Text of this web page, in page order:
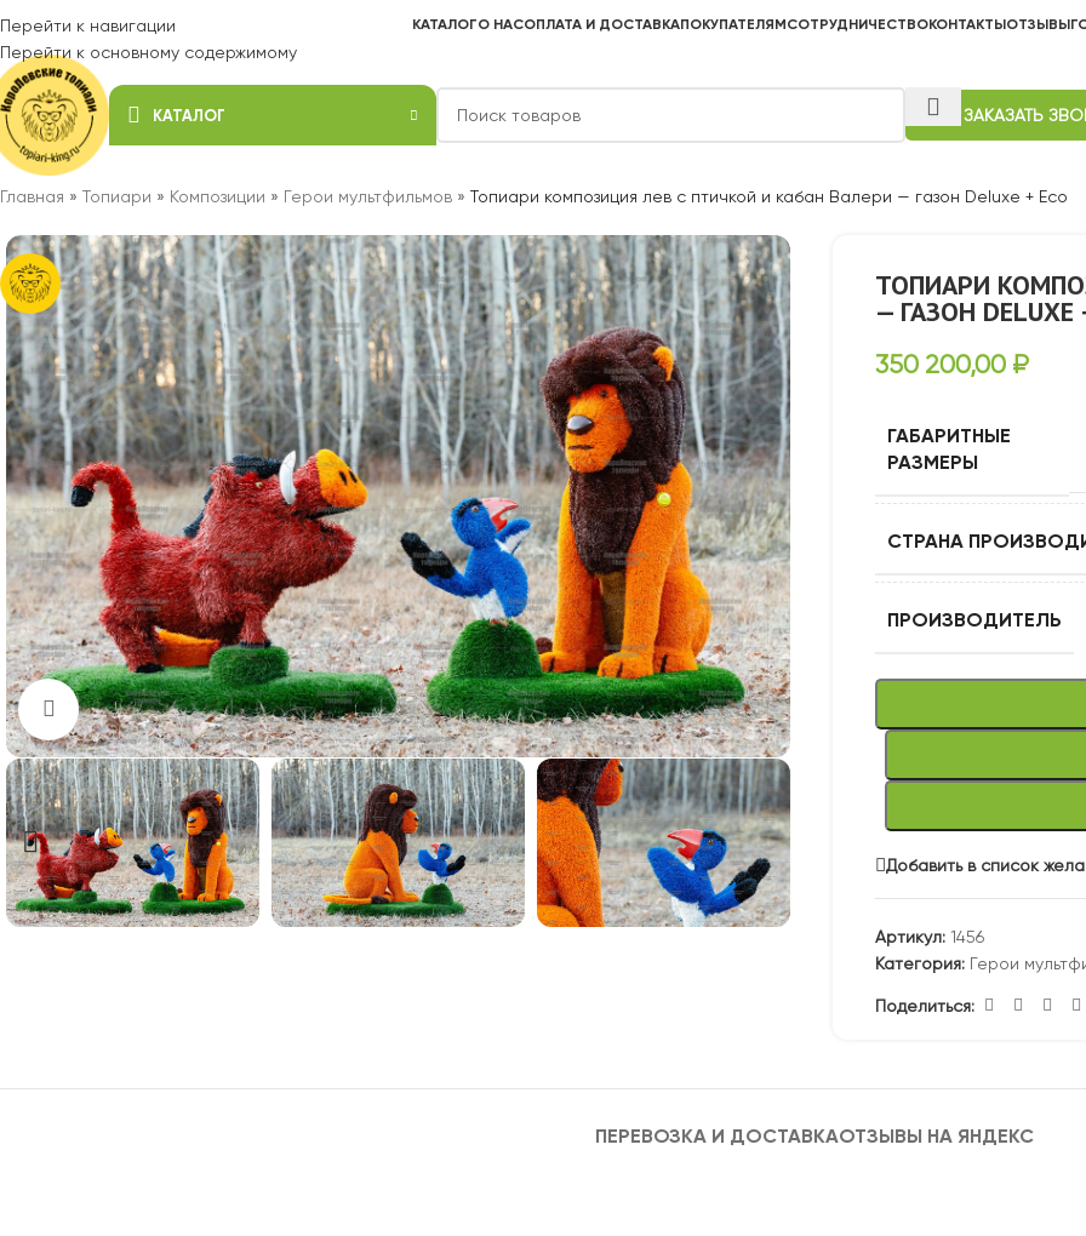
Перейти к навигации
Перейти к основному содержимому
КАТАЛОГО НАСОПЛАТА И ДОСТАВКАПОКУПАТЕЛЯМСОТРУДНИЧЕСТВОКОНТАКТЫОТЗЫВЫ
КАТАЛОГ ЗАКАЗАТЬ
Главная » Топиари » Композиции » Герои мультфильмов » Топиари композиция лев с птичкой и кабан Валери — газон Deluxe + Eco
Нажмите, чтобы увеличить
ТОПИАРИ
— ГАЗОН DELUXE
350 200,00 ₽
ГАБАРИТНЫЕ
РАЗМЕРЫ
СТРАНА
ПРОИЗВОДИТЕЛЬ
Добавить в список
Артикул: 1456
Категория: Герои
Поделиться:
ПЕРЕВОЗКА И ДОСТАВКАОТЗЫВЫ НА ЯНДЕКС